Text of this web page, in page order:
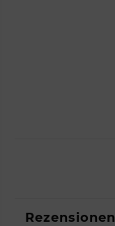
Rezensionen